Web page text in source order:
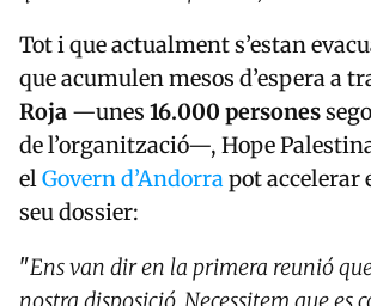
Tot i que actualment s’estan
que acumulen mesos d’espera a
Roja —unes 16.000 persones
de l’organització—, Hope
el Govern d’Andorra pot accelerar
seu dossier:
"Ens van dir en la primera reunió
nostra disposició. Necessitem que es